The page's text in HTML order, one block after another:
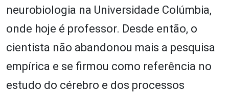
neurobiologia na Universidade Colúmbia,
onde hoje é professor. Desde então, o
cientista não abandonou mais a pesquisa
empírica e se firmou como referência no
estudo do cérebro e dos processos